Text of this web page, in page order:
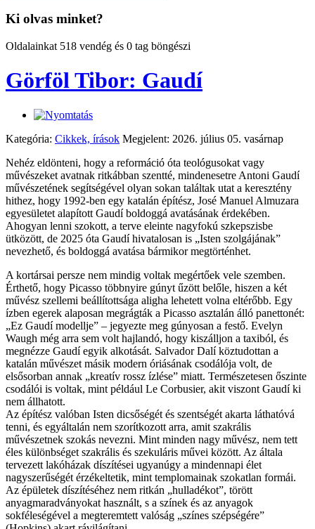
Ki olvas minket?
Oldalainkat 518 vendég és 0 tag böngészi
Görföl Tibor: Gaudí
Kategória: Cikkek, írások Megjelent: 2026. július 05. vasárnap
Nehéz eldönteni, hogy a reformáció óta teológusokat vagy
művészeket avatnak ritkábban szentté, mindenesetre Antoni Gaudí
művészetének segítségével olyan sokan találtak utat a keresztény
hithez, hogy 1992-ben egy katalán építész, José Manuel Almuzara
egyesületet alapított Gaudí boldoggá avatásának érdekében.
Ahogyan lenni szokott, a terve eleinte nagyfokú szkepszisbe
ütközött, de 2025 óta Gaudí hivatalosan is „Isten szolgájának”
nevezhető, és boldoggá avatása bármikor megtörténhet.
A kortársai persze nem mindig voltak megértőek vele szemben.
Érthető, hogy Picasso többnyire gúnyt űzött belőle, hiszen a két
művész szellemi beállítottsága aligha lehetett volna eltérőbb. Egy
ízben egerek alaposan megrágták a Picasso asztalán álló panettonét:
„Ez Gaudí modellje” – jegyezte meg gúnyosan a festő. Evelyn
Waugh még arra sem volt hajlandó, hogy kiszálljon a taxiból, és
megnézze Gaudí egyik alkotását. Salvador Dalí köztudottan a
katalán művészet másik modern óriásának csodálója volt, de
elsősorban annak „kreatív rossz ízlése” miatt. Természetesen őszinte
csodálói is voltak, mint például Le Corbusier, akit viszont Gaudí ki
nem állhatott.
Az építész valóban Isten dicsőségét és szentségét akarta láthatóvá
tenni, és egyáltalán nem szorítkozott arra, amit szakrális
művészetnek szokás nevezni. Mint minden nagy művész, nem tett
éles különbséget szakrális és szekuláris művei között. Az általa
tervezett lakóházak díszítései ugyanúgy a mindennapi élet
nagyszerűségét érzékeltetik, mint templomainak szokatlan formái.
Az épületek díszítéséhez nem ritkán „hulladékot”, törött
anyagmaradványokat használt, s a színek és az anyagok
sokféleségével a megteremtett valóság „színes szépségére”